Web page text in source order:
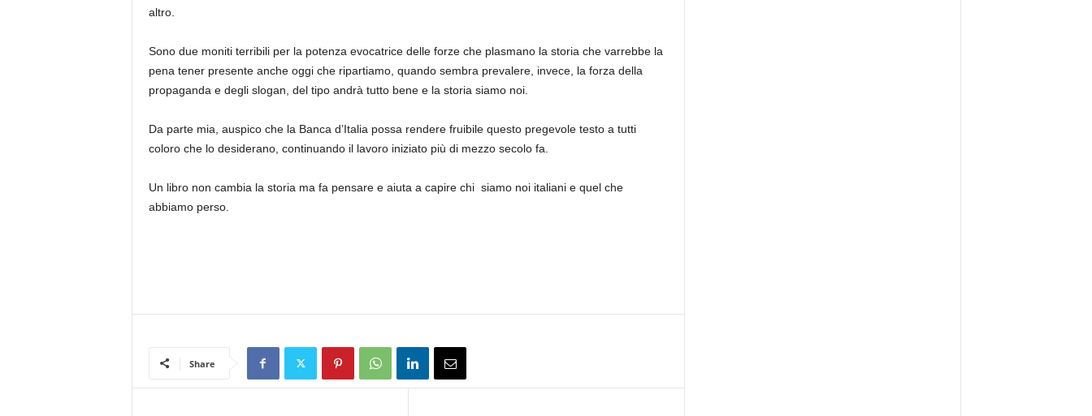
altro.
Sono due moniti terribili per la potenza evocatrice delle forze che plasmano la storia che varrebbe la
pena tener presente anche oggi che ripartiamo, quando sembra prevalere, invece, la forza della
propaganda e degli slogan, del tipo andrà tutto bene e la storia siamo noi.
Da parte mia, auspico che la Banca d’Italia possa rendere fruibile questo pregevole testo a tutti
coloro che lo desiderano, continuando il lavoro iniziato più di mezzo secolo fa.
Un libro non cambia la storia ma fa pensare e aiuta a capire chi siamo noi italiani e quel che
abbiamo perso.
Share